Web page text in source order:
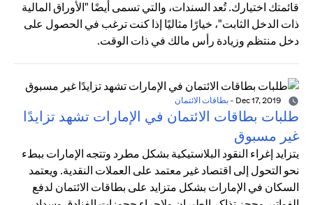
قائمتك اختيارك. تُعد السندات، والتي تسمى أيضًا "الأوراق المالية
ذات الدخل الثابت"، خيارًا مثاليًا إذا كنت ترغب في الحصول على
دخل منتظم وزيادة رأس مالك في ذات الوقت.
- بطاقات الائتمان
طلبات بطاقات الائتمان في الإمارات تشهد تزايدًا
غير مسبوق
يتزايد إغراء النقود البلاستيكية بشكل مطرد وتتجه الإمارات ببطء
نحو التحول إلى اقتصاد غير معتمد على العملات النقدية. ويعتمد
السكان في الإمارات بشكل متزايد على بطاقات الائتمان لدفع